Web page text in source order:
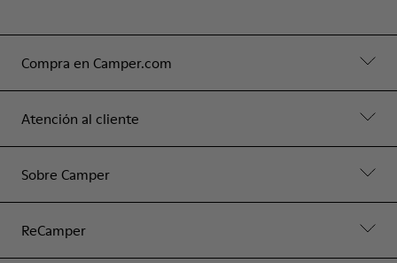
Compra en Camper.com
Atención al cliente
Sobre Camper
ReCamper